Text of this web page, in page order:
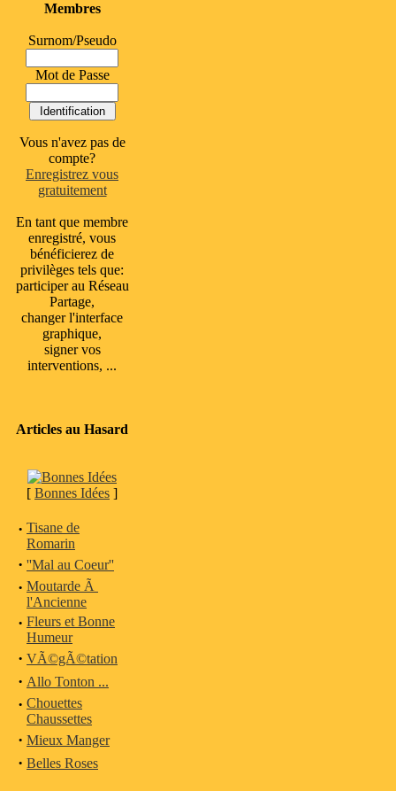
Membres
Surnom/Pseudo
Mot de Passe
Vous n'avez pas de
compte?
Enregistrez vous
gratuitement
En tant que membre
enregistré, vous
bénéficierez de
privilèges tels que:
participer au Réseau
Partage,
changer l'interface
graphique,
signer vos
interventions, ...
Articles au Hasard
[ Bonnes Idées ]
· Tisane de
Romarin
· ''Mal au Coeur''
· Moutarde Ã
l'Ancienne
· Fleurs et Bonne
Humeur
· VÃ©gÃ©tation
· Allo Tonton ...
· Chouettes
Chaussettes
· Mieux Manger
· Belles Roses